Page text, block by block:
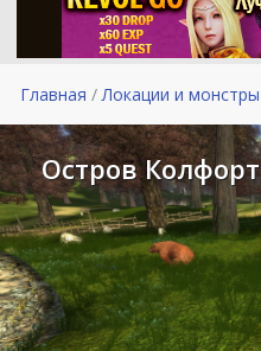
Главная Локации и монстры
Остров Колфорт